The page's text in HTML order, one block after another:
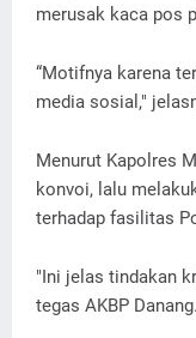
merusak kaca pos
“Motifnya karena
media sosial,"
Menurut Kapolres
konvoi, lalu
terhadap fasilitas
"Ini jelas tindakan
tegas AKBP Danang.